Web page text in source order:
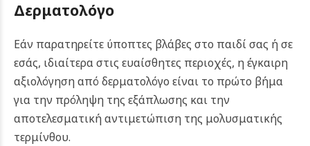
Δερματολόγο
Εάν παρατηρείτε ύποπτες βλάβες στο παιδί σας ή σε
εσάς, ιδιαίτερα στις ευαίσθητες περιοχές, η έγκαιρη
αξιολόγηση από δερματολόγο είναι το πρώτο βήμα
για την πρόληψη της εξάπλωσης και την
αποτελεσματική αντιμετώπιση της μολυσματικής
τερμίνθου.